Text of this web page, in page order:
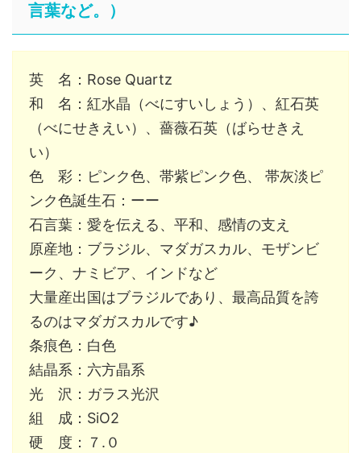
言葉など。）
英 名：Rose Quartz
和 名：紅水晶（べにすいしょう）、紅石英
（べにせきえい）、薔薇石英（ばらせきえ
い）
色 彩：ピンク色、帯紫ピンク色、 帯灰淡ピ
ンク色誕生石：ーー
石言葉：愛を伝える、平和、感情の支え
原産地：ブラジル、マダガスカル、モザンビ
ーク、ナミビア、インドなど
大量産出国はブラジルであり、最高品質を誇
るのはマダガスカルです♪
条痕色：白色
結晶系：六方晶系
光 沢：ガラス光沢
組 成：SiO2
硬 度：７.０